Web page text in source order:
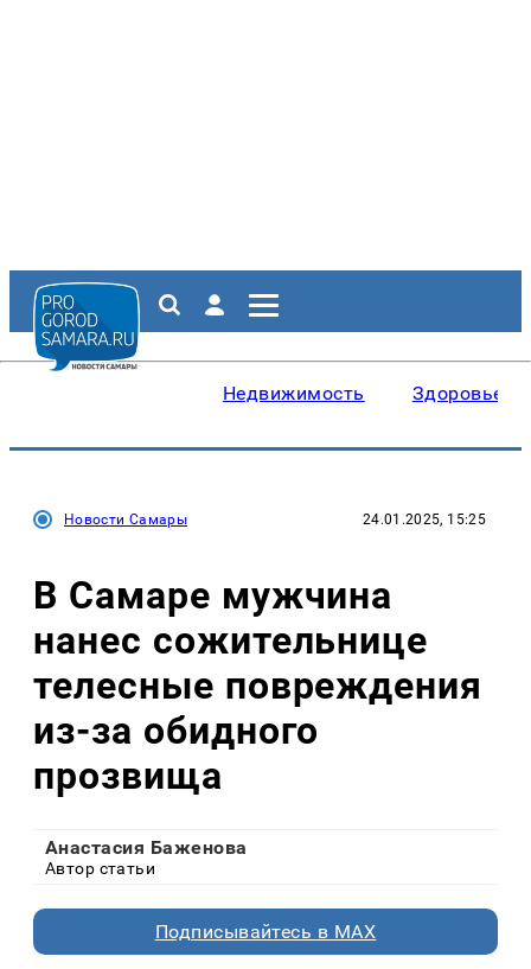
Недвижимость Здоровье
Новости Самары 24.01.2025, 15:25
В Самаре мужчина
нанес сожительнице
телесные повреждения
из-за обидного
прозвища
Анастасия Баженова
Автор статьи
Подписывайтесь в MAX